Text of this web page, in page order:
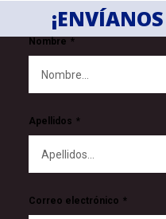
Nombre
Apellidos
Correo electrónico